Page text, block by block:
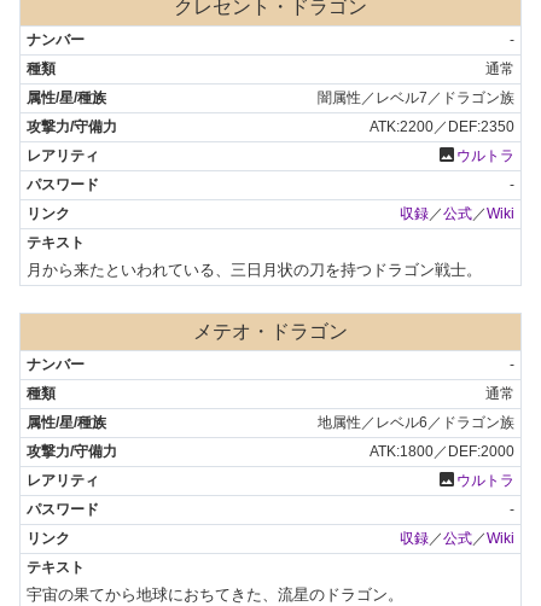
クレセント・ドラゴン
-
通常
闇属性／レベル7／ドラゴン族
ATK:2200／DEF:2350
photo ウルトラ
-
収録／公式／Wiki
月から来たといわれている、三日月状の刀を持つドラゴン戦士。
メテオ・ドラゴン
-
通常
地属性／レベル6／ドラゴン族
ATK:1800／DEF:2000
photo ウルトラ
-
収録／公式／Wiki
宇宙の果てから地球におちてきた、流星のドラゴン。